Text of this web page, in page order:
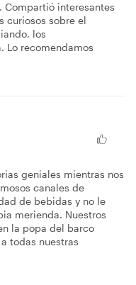
Compartió interesantes
curiosos sobre el
los
Lo recomendamos
geniales mientras nos
canales de
de bebidas y no le
merienda. Nuestros
la popa del barco
todas nuestras